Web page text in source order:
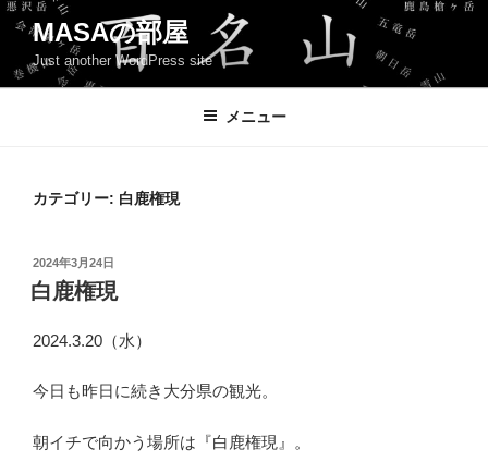
コ
ン
MASAの部屋
Just another WordPress site
メニュー
カテゴリー: 白鹿権現
投
稿
日:
2024年3月24日
白鹿権現
2024.3.20（水）
今日も昨日に続き大分県の観光。
朝イチで向かう場所は『白鹿権現』。